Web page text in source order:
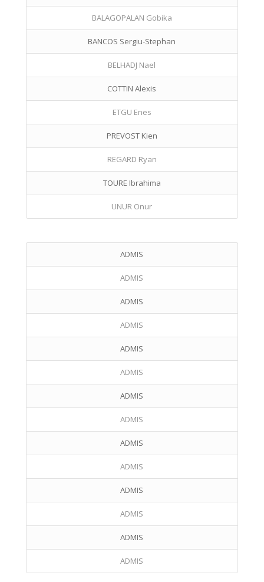
BALAGOPALAN Gobika
BANCOS Sergiu-Stephan
BELHADJ Nael
COTTIN Alexis
ETGU Enes
PREVOST Kien
REGARD Ryan
TOURE Ibrahima
UNUR Onur
ADMIS
ADMIS
ADMIS
ADMIS
ADMIS
ADMIS
ADMIS
ADMIS
ADMIS
ADMIS
ADMIS
ADMIS
ADMIS
ADMIS